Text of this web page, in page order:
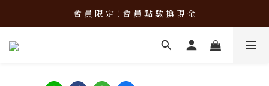
新 品 上 架！超 質 感 韓 系 餐 具 組 合 優 惠 中 ❤️
會 員 限 定！會 員 點 數 換 現 金
新 品 上 架！超 質 感 韓 系 餐 具 組 合 優 惠 中 ❤️